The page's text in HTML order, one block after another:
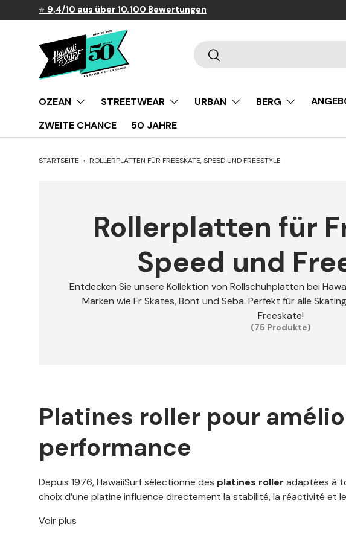
Direkt zum Inhalt
⭐ 9,4/10 aus über 10.100 Bewertungen
Suchen
Suchen
OZEAN STREETWEAR URBAN BERG
ZWEITE CHANCE
50 JAHRE
STARTSEITE › ROLLERPLATTEN FÜR FREESKATE, SPEED UND FREESTYLE
Rollerplatten für
Speed und
Entdecken Sie unsere Kollektion von Rollschuhplatten bei
Marken wie Fr Skates, Bont und Seba. Perfekt für alle
Freeskate!
(75 Produkte)
Platines roller pour
performance
Depuis 1976, HawaiiSurf sélectionne des platines roller adaptées à
choix d’une platine influence directement la stabilité, la réactivité et
Voir plus